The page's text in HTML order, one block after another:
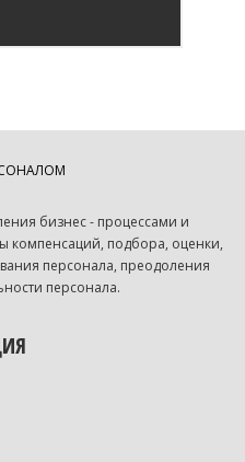
бизнес - процессами и
компенсаций, подбора, оценки,
персонала, преодоления
персонала.